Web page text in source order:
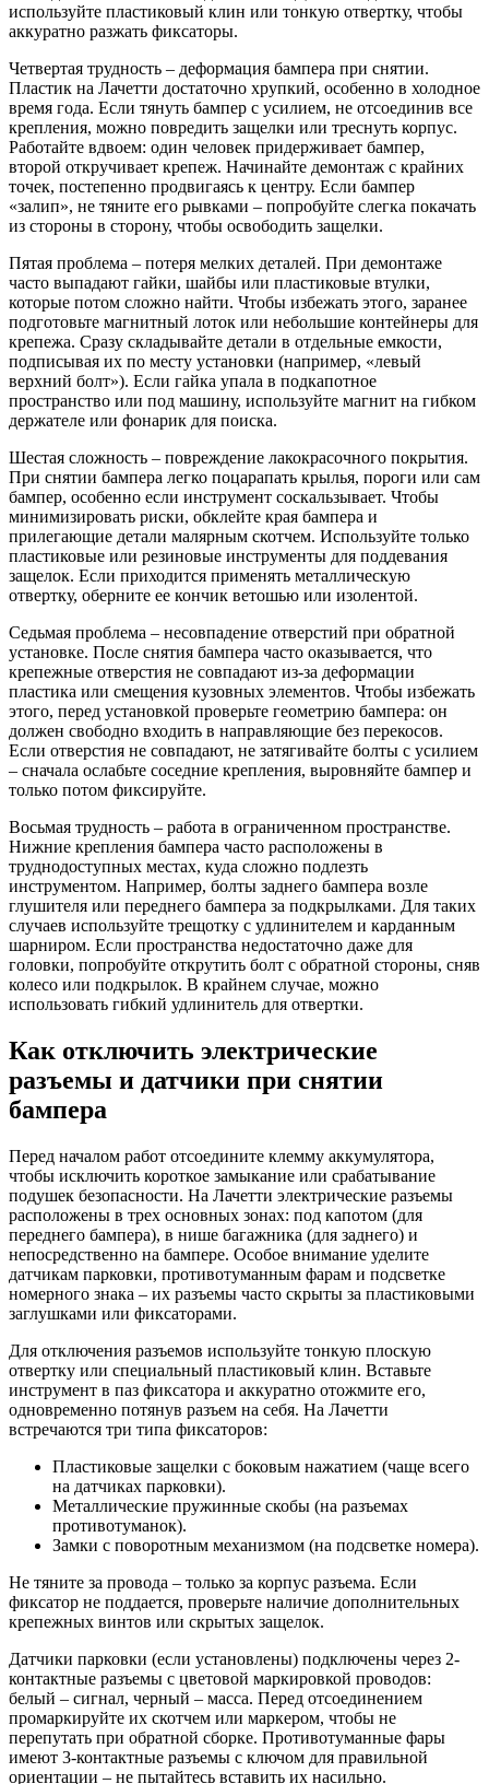
используйте пластиковый клин или тонкую отвертку, чтобы
аккуратно разжать фиксаторы.
Четвертая трудность – деформация бампера при снятии.
Пластик на Лачетти достаточно хрупкий, особенно в холодное
время года. Если тянуть бампер с усилием, не отсоединив все
крепления, можно повредить защелки или треснуть корпус.
Работайте вдвоем: один человек придерживает бампер,
второй откручивает крепеж. Начинайте демонтаж с крайних
точек, постепенно продвигаясь к центру. Если бампер
«залип», не тяните его рывками – попробуйте слегка покачать
из стороны в сторону, чтобы освободить защелки.
Пятая проблема – потеря мелких деталей. При демонтаже
часто выпадают гайки, шайбы или пластиковые втулки,
которые потом сложно найти. Чтобы избежать этого, заранее
подготовьте магнитный лоток или небольшие контейнеры для
крепежа. Сразу складывайте детали в отдельные емкости,
подписывая их по месту установки (например, «левый
верхний болт»). Если гайка упала в подкапотное
пространство или под машину, используйте магнит на гибком
держателе или фонарик для поиска.
Шестая сложность – повреждение лакокрасочного покрытия.
При снятии бампера легко поцарапать крылья, пороги или сам
бампер, особенно если инструмент соскальзывает. Чтобы
минимизировать риски, обклейте края бампера и
прилегающие детали малярным скотчем. Используйте только
пластиковые или резиновые инструменты для поддевания
защелок. Если приходится применять металлическую
отвертку, оберните ее кончик ветошью или изолентой.
Седьмая проблема – несовпадение отверстий при обратной
установке. После снятия бампера часто оказывается, что
крепежные отверстия не совпадают из-за деформации
пластика или смещения кузовных элементов. Чтобы избежать
этого, перед установкой проверьте геометрию бампера: он
должен свободно входить в направляющие без перекосов.
Если отверстия не совпадают, не затягивайте болты с усилием
– сначала ослабьте соседние крепления, выровняйте бампер и
только потом фиксируйте.
Восьмая трудность – работа в ограниченном пространстве.
Нижние крепления бампера часто расположены в
труднодоступных местах, куда сложно подлезть
инструментом. Например, болты заднего бампера возле
глушителя или переднего бампера за подкрылками. Для таких
случаев используйте трещотку с удлинителем и карданным
шарниром. Если пространства недостаточно даже для
головки, попробуйте открутить болт с обратной стороны, сняв
колесо или подкрылок. В крайнем случае, можно
использовать гибкий удлинитель для отвертки.
Как отключить электрические
разъемы и датчики при снятии
бампера
Перед началом работ отсоедините клемму аккумулятора,
чтобы исключить короткое замыкание или срабатывание
подушек безопасности. На Лачетти электрические разъемы
расположены в трех основных зонах: под капотом (для
переднего бампера), в нише багажника (для заднего) и
непосредственно на бампере. Особое внимание уделите
датчикам парковки, противотуманным фарам и подсветке
номерного знака – их разъемы часто скрыты за пластиковыми
заглушками или фиксаторами.
Для отключения разъемов используйте тонкую плоскую
отвертку или специальный пластиковый клин. Вставьте
инструмент в паз фиксатора и аккуратно отожмите его,
одновременно потянув разъем на себя. На Лачетти
встречаются три типа фиксаторов:
Пластиковые защелки с боковым нажатием (чаще всего
на датчиках парковки).
Металлические пружинные скобы (на разъемах
противотуманок).
Замки с поворотным механизмом (на подсветке номера).
Не тяните за провода – только за корпус разъема. Если
фиксатор не поддается, проверьте наличие дополнительных
крепежных винтов или скрытых защелок.
Датчики парковки (если установлены) подключены через 2-
контактные разъемы с цветовой маркировкой проводов:
белый – сигнал, черный – масса. Перед отсоединением
промаркируйте их скотчем или маркером, чтобы не
перепутать при обратной сборке. Противотуманные фары
имеют 3-контактные разъемы с ключом для правильной
ориентации – не пытайтесь вставить их насильно.